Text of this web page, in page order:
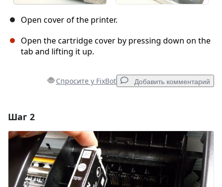
Open cover of the printer.
Open the cartridge cover by pressing down on the
tab and lifting it up.
Спросите у FixBot Добавить комментарий
Добавить комментарий
Отмена Оставить комментарий
Шаг 2